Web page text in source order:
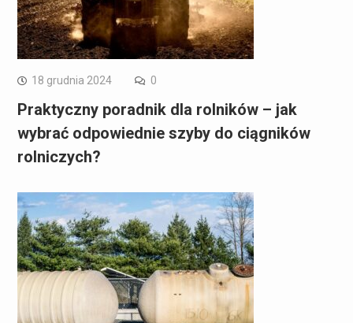
18 grudnia 2024 0
Praktyczny poradnik dla rolników – jak
wybrać odpowiednie szyby do ciągników
rolniczych?